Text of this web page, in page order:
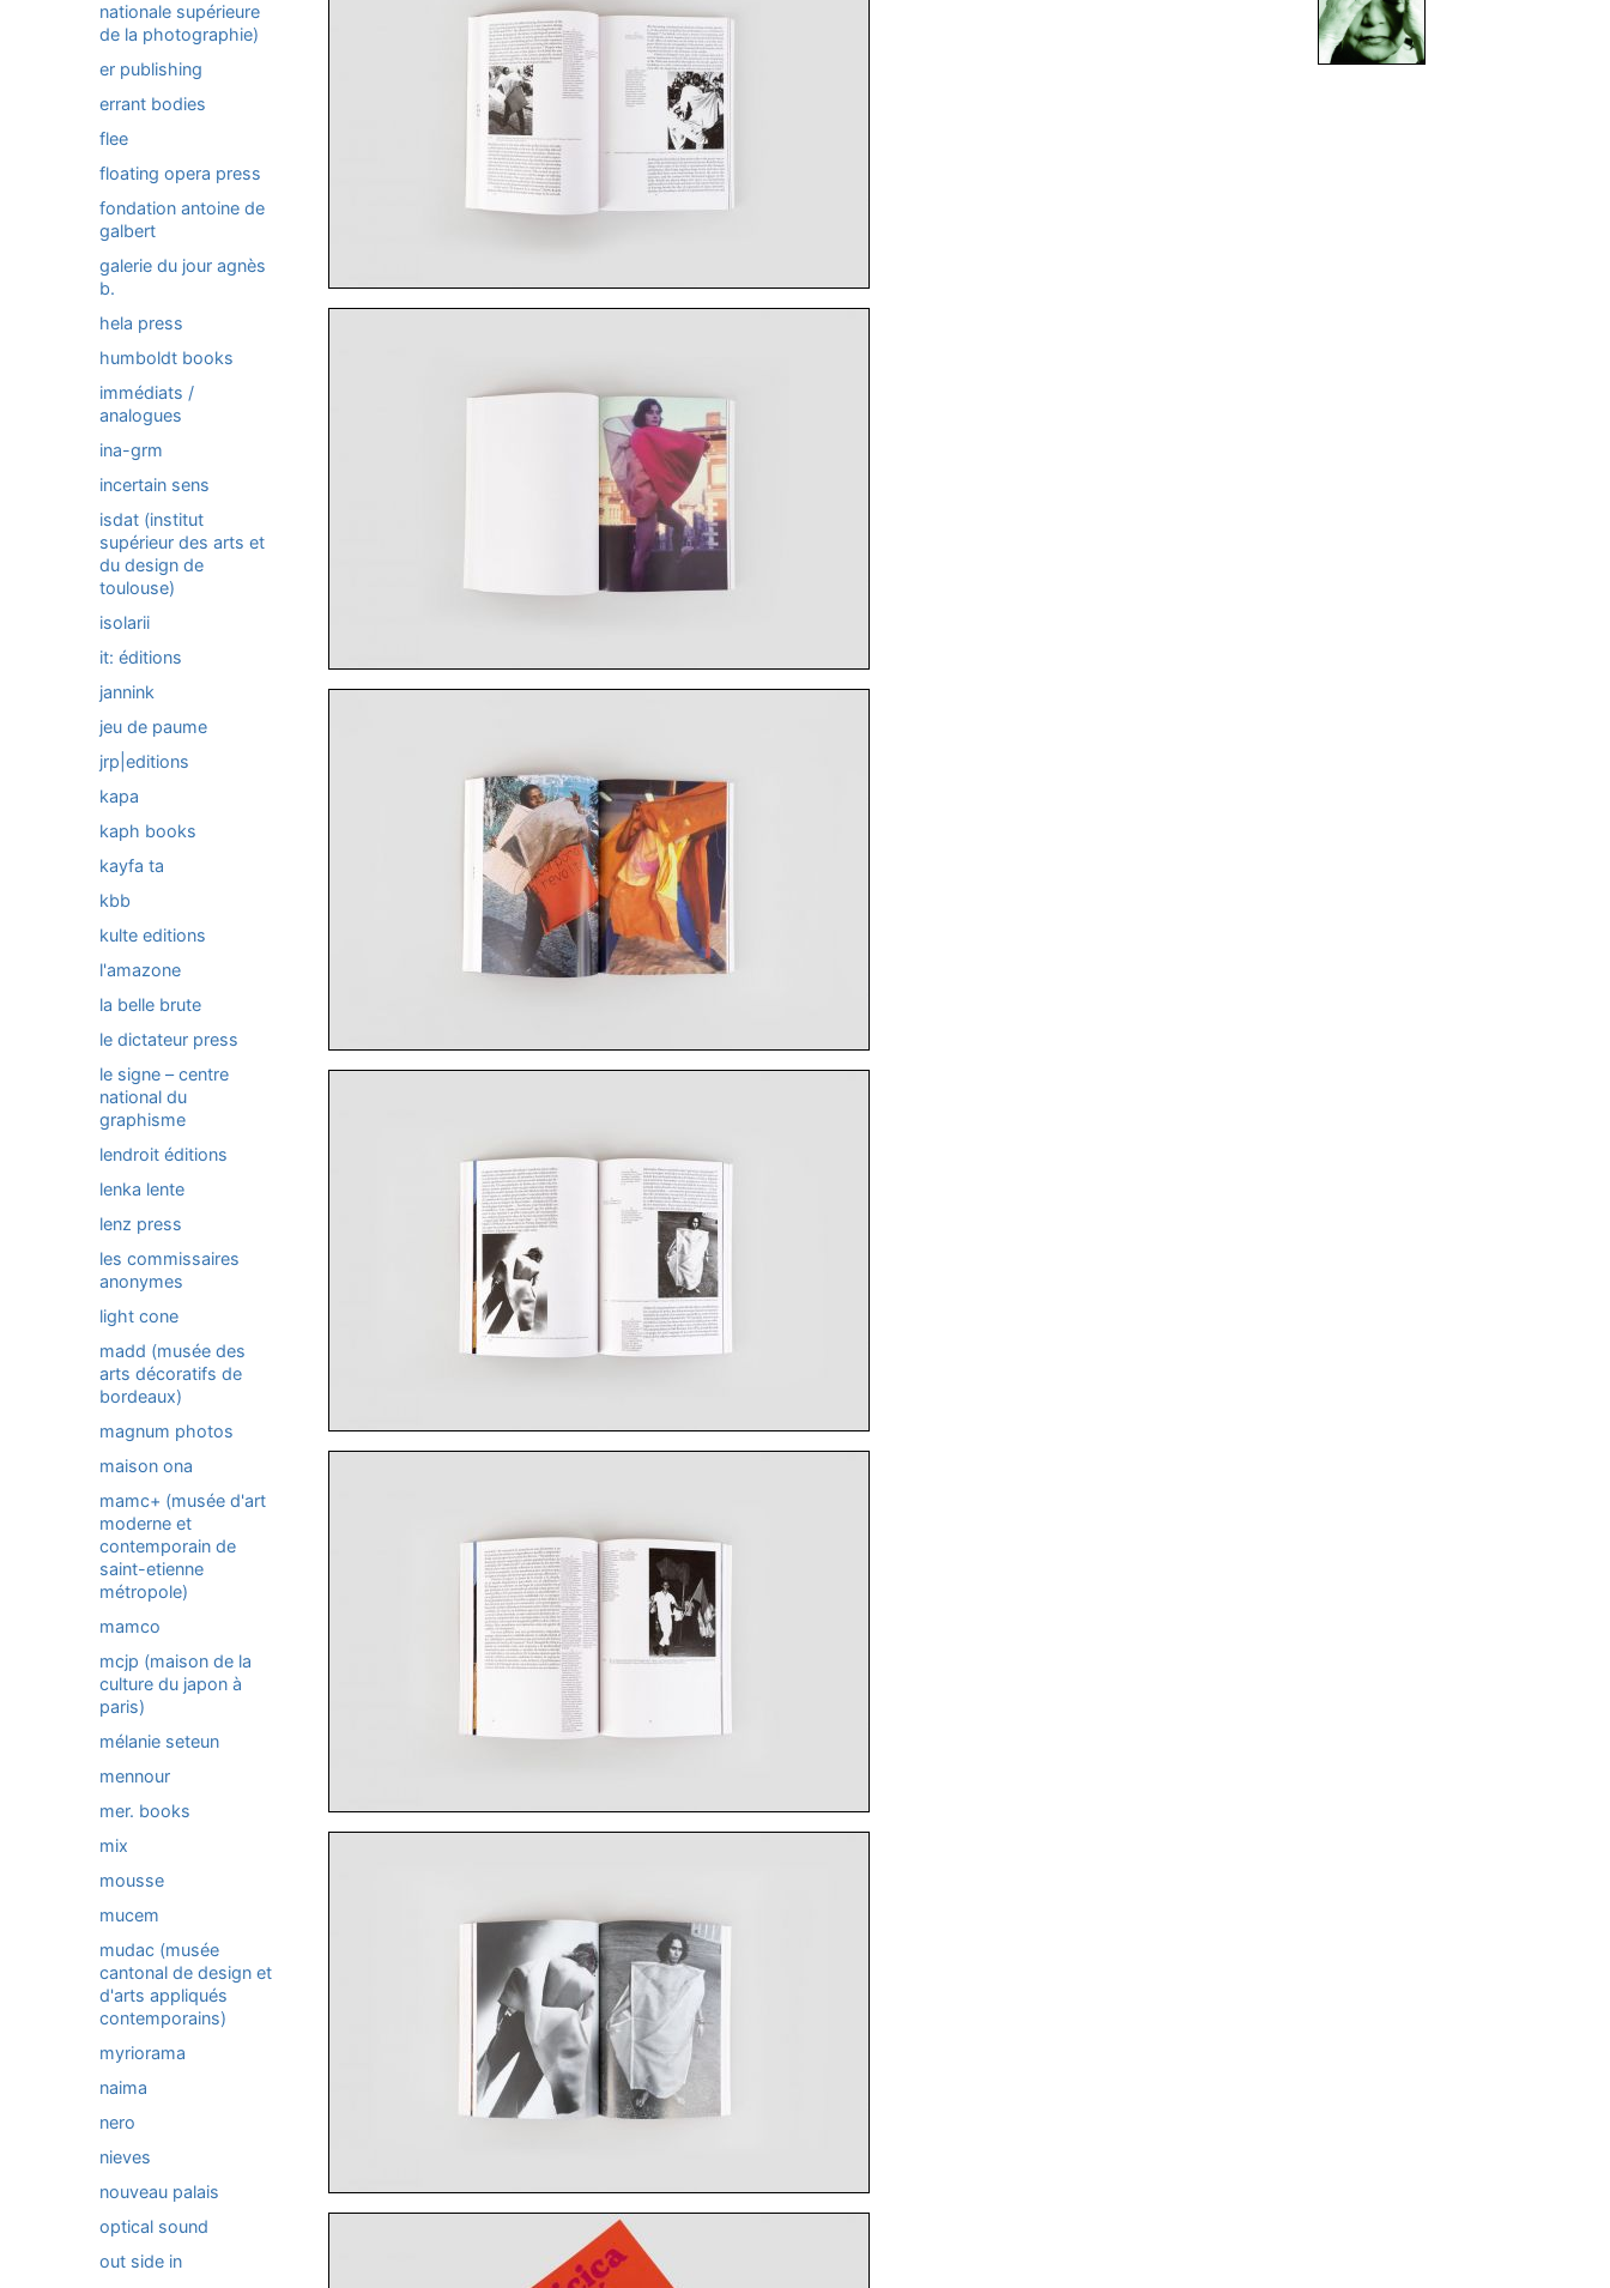
nationale supérieure
de la photographie)
er publishing
errant bodies
flee
floating opera press
fondation antoine de
galbert
galerie du jour agnès
b.
hela press
humboldt books
immédiats /
analogues
ina-grm
incertain sens
isdat (institut
supérieur des arts et
du design de
toulouse)
isolarii
it: éditions
jannink
jeu de paume
jrp|editions
kapa
kaph books
kayfa ta
kbb
kulte editions
l'amazone
la belle brute
le dictateur press
le signe – centre
national du
graphisme
lendroit éditions
lenka lente
lenz press
les commissaires
anonymes
light cone
madd (musée des
arts décoratifs de
bordeaux)
magnum photos
maison ona
mamc+ (musée d'art
moderne et
contemporain de
saint-etienne
métropole)
mamco
mcjp (maison de la
culture du japon à
paris)
mélanie seteun
mennour
mer. books
mix
mousse
mucem
mudac (musée
cantonal de design et
d'arts appliqués
contemporains)
myriorama
naima
nero
nieves
nouveau palais
optical sound
out side in